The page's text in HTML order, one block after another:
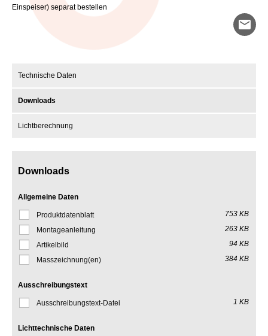
Einspeiser) separat bestellen
mail
Technische Daten
Downloads
Lichtberechnung
Downloads
Allgemeine Daten
Produktdatenblatt
753 KB
Montageanleitung
263 KB
Artikelbild
94 KB
Masszeichnung(en)
384 KB
Ausschreibungstext
Ausschreibungstext-Datei 1 KB
Lichttechnische Daten